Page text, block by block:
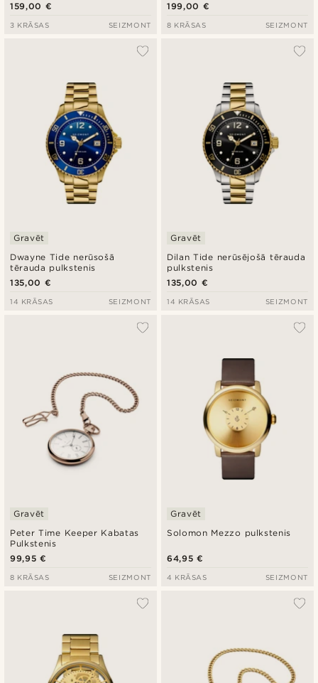
159,00 €
3 KRĀSAS SEIZMONT
199,00 €
8 KRĀSAS SEIZMONT
Dwayne Tide nerūsošā
tērauda pulkstenis
Gravēt
135,00 €
14 KRĀSAS SEIZMONT
Dilan Tide nerūsējošā tērauda
pulkstenis
Gravēt
135,00 €
14 KRĀSAS SEIZMONT
Peter Time Keeper Kabatas
Pulkstenis
Gravēt
99,95 €
8 KRĀSAS SEIZMONT
Solomon Mezzo pulkstenis
Gravēt
64,95 €
4 KRĀSAS SEIZMONT